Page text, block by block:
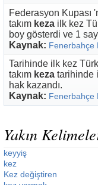
Federasyon Kupası
takım keza ilk kez
boy gösterdi ve 1
Kaynak: Fenerbahçe
Tarihinde ilk kez
takım keza tarihinde
hak kazandı.
Kaynak: Fenerbahçe
Yakın
keyyiş
kez
Kez değiştiren